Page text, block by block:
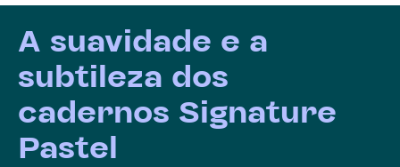
A suavidade e a
subtileza dos
cadernos Signature
Pastel